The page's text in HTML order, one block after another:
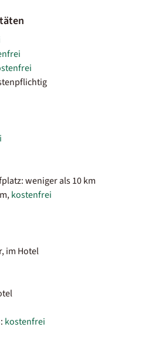
weniger als 10 km
kostenfrei
im Hotel
kostenfrei